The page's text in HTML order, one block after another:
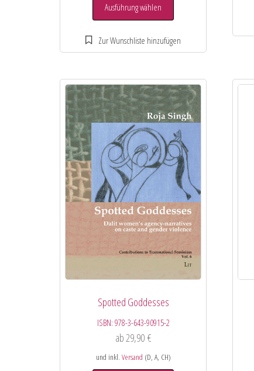
Ausführung wählen
Spotted Goddesses
ISBN: 978-3-643-90915-2
ab29,90 €
und inkl. Versand (D, A, CH)